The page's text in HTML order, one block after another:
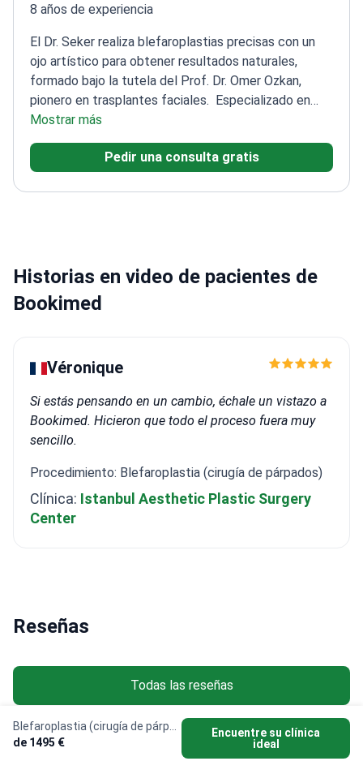
de 1495 €
Encuentre su clínica
ideal
8 años de experiencia
El Dr. Seker realiza blefaroplastias precisas con un
ojo artístico para obtener resultados naturales,
formado bajo la tutela del Prof. Dr. Omer Ozkan,
pionero en trasplantes faciales. Especializado en
cirugía estética y reconstructiva facial
Hospital Universitario Akdeniz, un centro líder en
formación quirúrgica avanzadaSe centra en preservar
párpadosContribuyó a la investigación académica en
Mostrar más
Pedir una consulta gratis
Historias en video de pacientes de
Bookimed
Véronique
Si estás pensando en un cambio, échale un vistazo a
Bookimed. Hicieron que todo el proceso fuera muy
sencillo.
Procedimiento: Blefaroplastia (cirugía de párpados)
Clínica: Istanbul Aesthetic Plastic Surgery
Center
Reseñas
Todas las reseñas
Michal • Blefaroplastia (cirugía de
Olja •